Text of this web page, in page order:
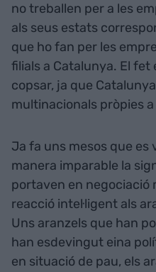
no treballen per a les
als seus estats
que ho fan per les
filials a Catalunya. El
copsar, ja que
multinacionals pròpies
Ja fa uns mesos que es
manera imparable la
portaven en negociació
reacció intel·ligent als
Uns aranzels que han
han esdevingut eina
en situació de pau, els